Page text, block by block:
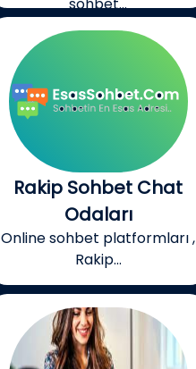
sohbet...
Rakip Sohbet Chat
Odaları
Online sohbet platformları ,
Rakip...